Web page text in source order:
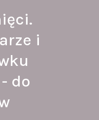
i
do